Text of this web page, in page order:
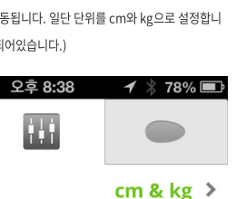
됩니다. 일단 단위를 cm와 kg으로 설정합니
어있습니다.)